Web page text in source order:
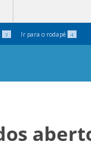
3 Ir para o rodapé 4
Ferramentas
Pessoais